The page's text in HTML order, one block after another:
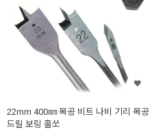
22mm 400㎜ 목공 비트 나비 기리 목공
드릴 보링 홀쏘